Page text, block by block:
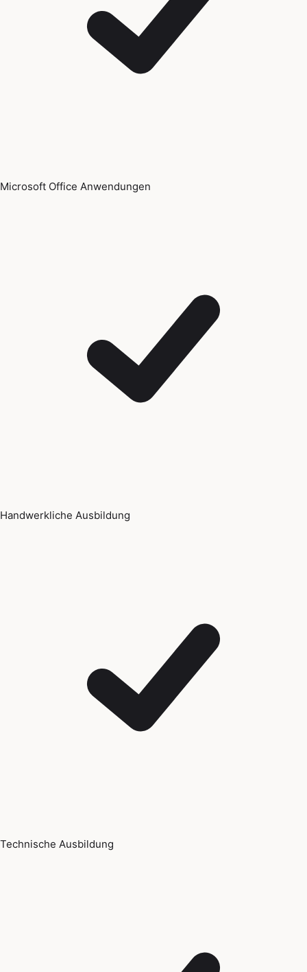
Microsoft Office Anwendungen
Handwerkliche Ausbildung
Technische Ausbildung